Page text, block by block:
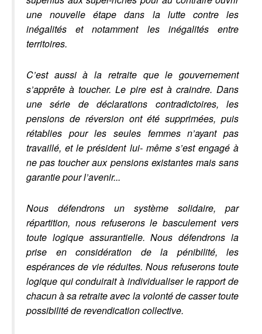
une nouvelle étape dans la lutte contre les
inégalités et notamment les inégalités entre
territoires.
C’est aussi à la retraite que le gouvernement
s’apprête à toucher. Le pire est à craindre. Dans
une série de déclarations contradictoires, les
pensions de réversion ont été supprimées, puis
rétablies pour les seules femmes n’ayant pas
travaillé, et le président lui- même s’est engagé à
ne pas toucher aux pensions existantes mais sans
garantie pour l’avenir...
Nous défendrons un système solidaire, par
répartition, nous refuserons le basculement vers
toute logique assurantielle. Nous défendrons la
prise en considération de la pénibilité, les
espérances de vie réduites. Nous refuserons toute
logique qui conduirait à individualiser le rapport de
chacun à sa retraite avec la volonté de casser toute
possibilité de revendication collective.